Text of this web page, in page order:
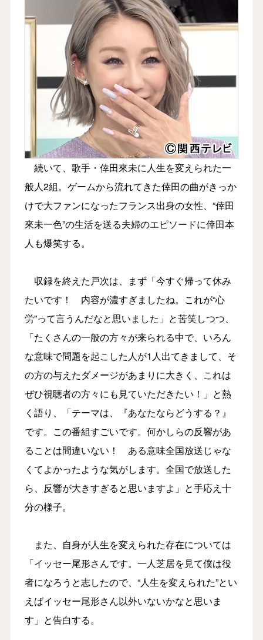
続いて、歌手・倖田來未に人生を変えられた一
般人2組。ゲームから流れてきた倖田の曲がきっか
けで大ファンになったフランス出身の女性、“倖田
來未一色”の生活を送る夫婦のエピソードに倖田本
人も爆笑する。
収録を終えた戸次は、まず「今すぐ帰って休み
たいです！ 内容が濃すぎましたね。これが“心
労”って言うんだなと思いました」と苦笑しつつ、
「たくさんの一般の方々が来られる中で、いろん
な意味で問題を起こした人が1人出てきまして、そ
の方の与えたダメージがあまりに大きく、これは
ぜひ視聴者の方々にも見ていただきたい！」と熱
く語り、「テーマは、『あなたならどうする？』
です。この番組すごいです。何かしらの反響があ
ることは間違いない！ ある意味全国放送じゃな
くてよかったような気がします。全国で放送した
ら、反響が大きすぎると思いますよ」と手応え十
分の様子。
また、自身が人生を変えられた存在については
「イッセー尾形さんです。一人芝居を見て僕は役
者になろうと志したので、“人生を変えられた”とい
えばイッセー尾形さん以外いないかなと思いま
す」と告白する。